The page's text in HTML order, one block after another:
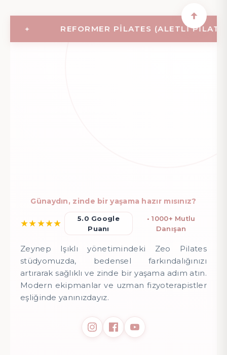
REFORMER PILATES (ALETLI PILATES)
Günaydın, zinde bir yaşama hazır mısınız?
★★★★★
5.0 Google
Puanı
• 1000+ Mutlu
Danışan
Zeynep Işıklı yönetimindeki Zeo Pilates
stüdyomuzda, bedensel farkındalığınızı
artırarak sağlıklı ve zinde bir yaşama adım atın.
Modern ekipmanlar ve uzman fizyoterapistler
eşliğinde yanınızdayız.